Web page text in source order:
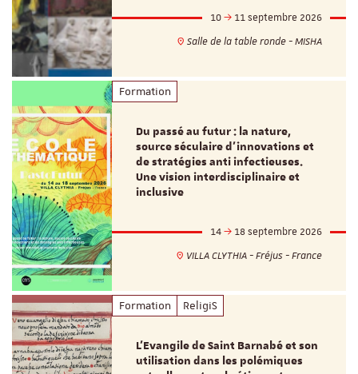
10
11 septembre 2026
Salle de la table ronde - MISHA
Formation
Du passé au futur : la nature,
source séculaire d’innovations et
de stratégies anti infectieuses.
Une vision interdisciplinaire et
inclusive
14
18 septembre 2026
VILLA CLYTHIA - Fréjus - France
Formation ReligiS
L’Evangile de Saint Barnabé et son
utilisation dans les polémiques